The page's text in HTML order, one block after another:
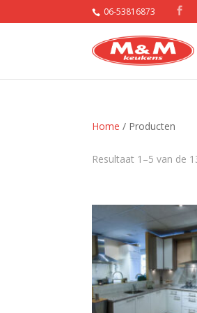
06-53816873
Home / Producten
Resultaat 1–5 van de